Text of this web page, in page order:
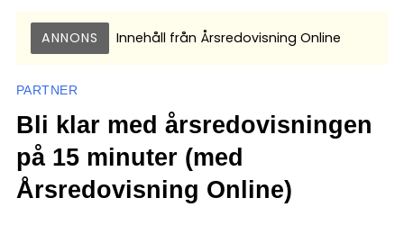
ANNONS Innehåll från Årsredovisning Online
PARTNER
Bli klar med årsredovisningen
på 15 minuter (med
Årsredovisning Online)